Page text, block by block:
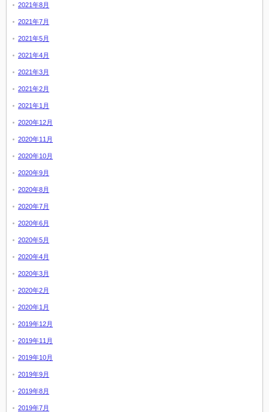
2021年8月
2021年7月
2021年5月
2021年4月
2021年3月
2021年2月
2021年1月
2020年12月
2020年11月
2020年10月
2020年9月
2020年8月
2020年7月
2020年6月
2020年5月
2020年4月
2020年3月
2020年2月
2020年1月
2019年12月
2019年11月
2019年10月
2019年9月
2019年8月
2019年7月